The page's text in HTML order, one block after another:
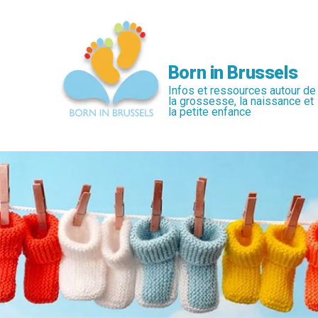
Born in Brussels
Infos et ressources autour de
la grossesse, la naissance et
la petite enfance